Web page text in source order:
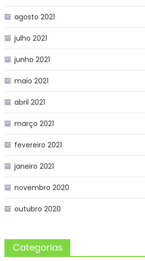
agosto 2021
julho 2021
junho 2021
maio 2021
abril 2021
março 2021
fevereiro 2021
janeiro 2021
novembro 2020
outubro 2020
Categorias